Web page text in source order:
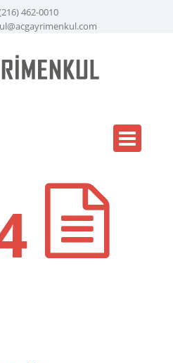
462-0010